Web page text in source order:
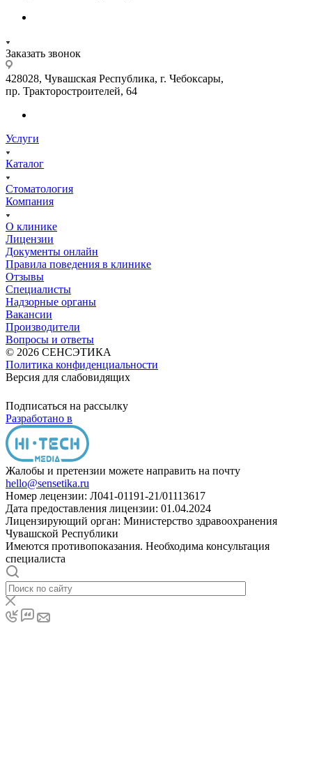
Заказать звонок
428028, Чувашская Республика, г. Чебоксары,
пр. Тракторостроителей, 64
Услуги
Каталог
Стоматология
Компания
О клинике
Лицензии
Документы онлайн
Правила поведения в клинике
Отзывы
Специалисты
Надзорные органы
Вакансии
Производители
Вопросы и ответы
© 2026 СЕНСЭТИКА
Политика конфиденциальности
Версия для слабовидящих
Подписаться на рассылку
Разработано в
Жалобы и претензии можете направить на почту
hello@sensetika.ru
Номер лецензии: Л041-01191-21/01113617
Дата предоставления лицензии: 01.04.2024
Лицензирующий орган: Министерство здравоохранения
Чувашской Республики
Имеются противопоказания. Необходима консультация
специалиста